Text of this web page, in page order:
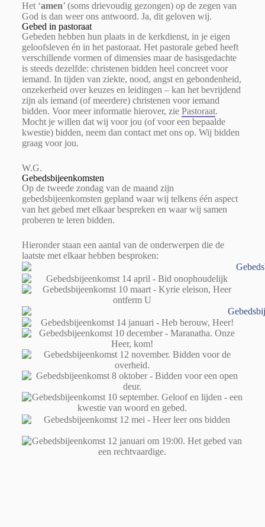
Het ‘amen’ (soms drievoudig gezongen) op de zegen van
God is dan weer ons antwoord. Ja, dit geloven wij.
Gebed in pastoraat
Gebeden hebben hun plaats in de kerkdienst, in je eigen
geloofsleven én in het pastoraat. Het pastorale gebed heeft
verschillende vormen of dimensies maar de basisgedachte
is steeds dezelfde: christenen bidden heel concreet voor
iemand. In tijden van ziekte, nood, angst en gebondenheid,
onzekerheid over keuzes en leidingen – kan het bevrijdend
zijn als iemand (of meerdere) christenen voor iemand
bidden. Voor meer informatie hierover, zie Pastoraat.
Mocht je willen dat wij voor jou (of voor een bepaalde
kwestie) bidden, neem dan contact met ons op. Wij bidden
graag voor jou.
W.G.
Gebedsbijeenkomsten
Op de tweede zondag van de maand zijn
gebedsbijeenkomsten gepland waar wij telkens één aspect
van het gebed met elkaar bespreken en waar wij samen
proberen te leren bidden.
Hieronder staan een aantal van de onderwerpen die de
laatste met elkaar hebben besproken: